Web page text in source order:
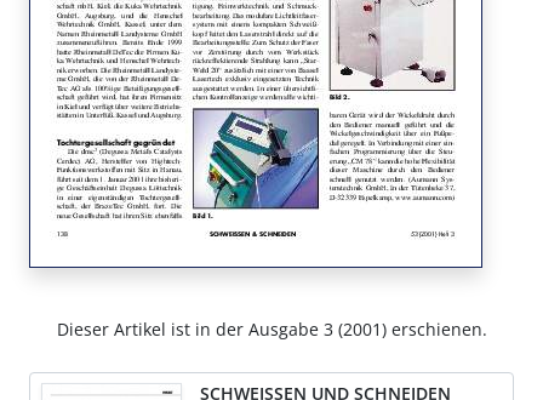
Dieser Artikel ist in der Ausgabe 3 (2001) erschienen.
SCHWEISSEN UND SCHNEIDEN